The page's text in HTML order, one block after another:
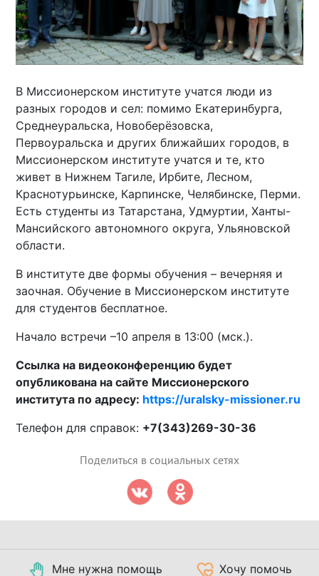
В Миссионерском институте учатся люди из
разных городов и сел: помимо Екатеринбурга,
Среднеуральска, Новоберёзовска,
Первоуральска и других ближайших городов, в
Миссионерском институте учатся и те, кто
живет в Нижнем Тагиле, Ирбите, Лесном,
Краснотурьинске, Карпинске, Челябинске, Перми.
Есть студенты из Татарстана, Удмуртии, Ханты-
Мансийского автономного округа, Ульяновской
области.
В институте две формы обучения – вечерняя и
заочная. Обучение в Миссионерском институте
для студентов бесплатное.
Начало встречи –10 апреля в 13:00 (мск.).
Ссылка на видеоконференцию будет
опубликована на сайте Миссионерского
института по адресу: https://uralsky-missioner.ru
Телефон для справок: +7(343)269-30-36
Поделиться в социальных сетях
Мне нужна помощь Хочу помочь